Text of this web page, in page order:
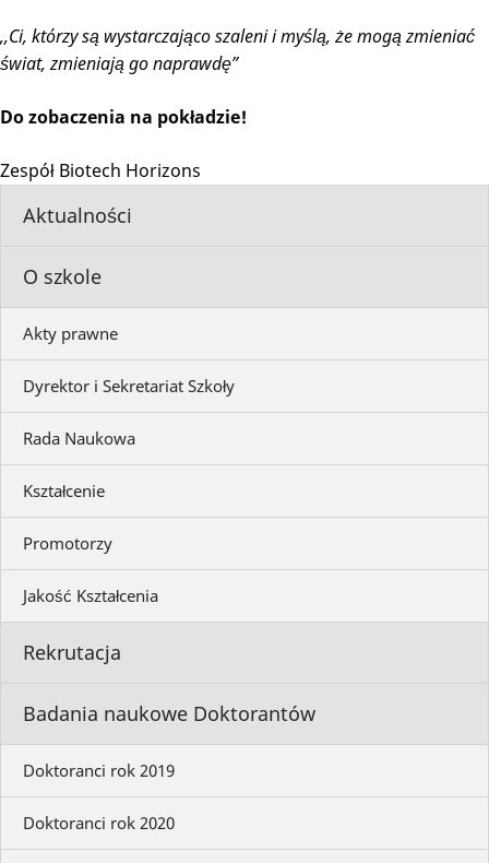
Aktualności
O szkole
Akty prawne
Dyrektor i Sekretariat Szkoły
Rada Naukowa
Kształcenie
Promotorzy
Jakość Kształcenia
Rekrutacja
Badania naukowe Doktorantów
Doktoranci rok 2019
Doktoranci rok 2020
,,Ci, którzy są wystarczająco szaleni i myślą, że mogą zmieniać
świat, zmieniają go naprawdę”
Do zobaczenia na pokładzie!
Zespół Biotech Horizons